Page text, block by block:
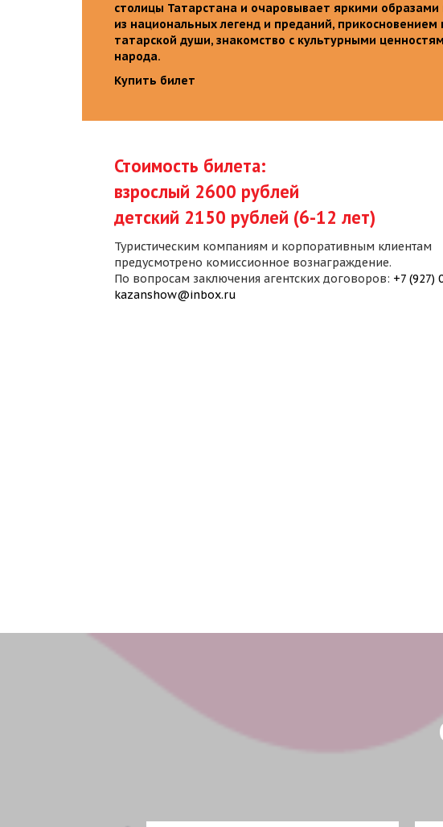
столицы Татарстана и очаровывает яркими образами
из национальных легенд и преданий, прикосновением
татарской души, знакомство с культурными
народа.
Купить билет
Стоимость билета:
взрослый 2600 рублей
детский 2150 рублей (6-12 лет)
Туристическим компаниям и корпоративным клиентам
предусмотрено комиссионное вознаграждение.
По вопросам заключения агентских договоров: +7 (927)
kazanshow@inbox.ru